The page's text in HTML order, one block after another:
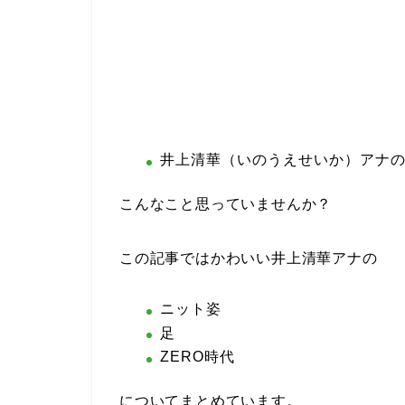
井上清華（いのうえせいか）アナ
こんなこと思っていませんか？
この記事ではかわいい井上清華アナの
ニット姿
足
ZERO時代
についてまとめています。